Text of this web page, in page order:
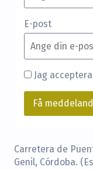
E-post
Jag
Carretera de
Genil, Córdoba.